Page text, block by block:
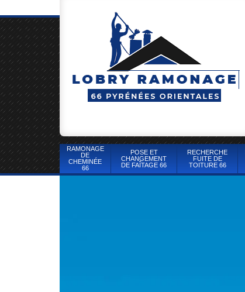
RAMONAGE
DE
CHEMINÉE
66
POSE ET
CHANGEMENT
DE FAÎTAGE 66
RECHERCHE
FUITE DE
TOITURE 66